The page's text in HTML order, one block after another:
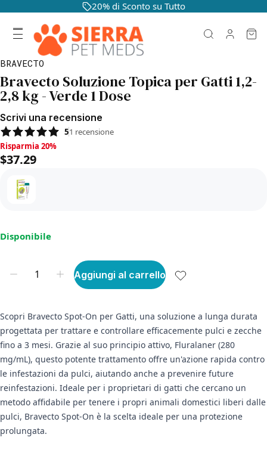
20% di Sconto su Tutto
BRAVECTO
Bravecto Soluzione Topica per Gatti 1,2-
2,8 kg - Verde 1 Dose
Scrivi una recensione
51 recensione
Risparmia 20%, $37.29
Risparmia 20%
$37.29
Disponibile
Aggiungi al carrello
Scopri Bravecto Spot-On per Gatti, una soluzione a lunga durata
progettata per trattare e controllare efficacemente pulci e zecche
fino a 3 mesi. Grazie al suo principio attivo, Fluralaner (280
mg/mL), questo potente trattamento offre un'azione rapida contro
le infestazioni da pulci, aiutando anche a prevenire future
reinfestazioni. Ideale per i proprietari di gatti che cercano un
metodo affidabile per tenere i propri animali domestici liberi dalle
pulci, Bravecto Spot-On è la scelta ideale per una protezione
prolungata.